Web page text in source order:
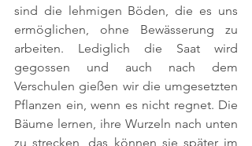
sind die lehmigen Böden, die es uns
ermöglichen, ohne Bewässerung zu
arbeiten. Lediglich die Saat wird
gegossen und auch nach dem
Verschulen gießen wir die umgesetzten
Pflanzen ein, wenn es nicht regnet. Die
Bäume lernen, ihre Wurzeln nach unten
zu strecken, das können sie später im